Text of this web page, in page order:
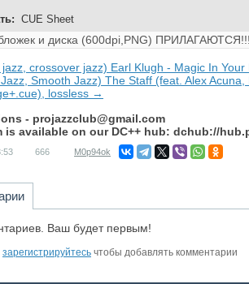
: CUE Sheet
и диска (600dpi,PNG) ПРИЛАГАЮТСЯ!!!
crossover jazz) Earl Klugh - Magic In
Smooth Jazz) The Staff (feat. Alex
lossless →
- projazzclub@gmail.com
is available on our DC++ hub: dchub://
666 M0p94ok
Ваш будет первым!
зарегистрируйтесь чтобы добавлять комментарии